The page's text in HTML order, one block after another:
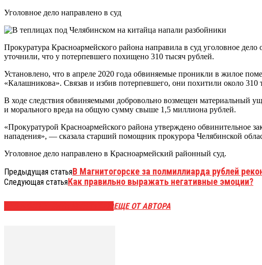
Уголовное дело направлено в суд
Прокуратура Красноармейского района направила в суд уголовное
уточнили, что у потерпевшего похищено 310 тысяч рублей.
Установлено, что в апреле 2020 года обвиняемые проникли в жилое
«Калашникова». Связав и избив потерпевшего, они похитили около
В ходе следствия обвиняемыми добровольно возмещен материальный
и морального вреда на общую сумму свыше 1,5 миллиона рублей.
«Прокуратурой Красноармейского района утверждено обвинительное
нападения», — сказала старший помощник прокурора Челябинской
Уголовное дело направлено в Красноармейский районный суд.
Предыдущая статьяВ Магнитогорске за полмиллиарда рублей
Следующая статьяКак правильно выражать негативные эмоции?
ЕЩЕ ОТ АВТОРА